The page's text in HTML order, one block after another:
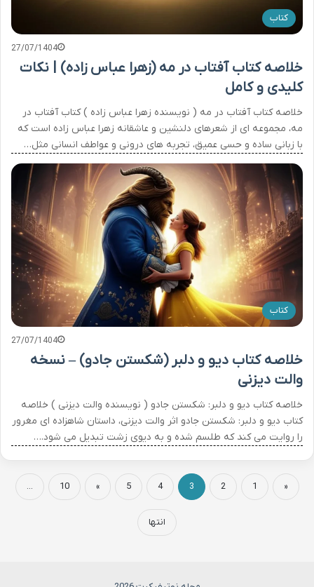
کتاب
27/07/1404
خلاصه کتاب آفتاب در مه (زهرا عباس زاده) | نکات
کلیدی و کامل
خلاصه کتاب آفتاب در مه ( نویسنده زهرا عباس زاده ) کتاب آفتاب در
مه، مجموعه ای از شعرهای دلنشین و عاشقانه زهرا عباس زاده است که
با زبانی ساده و حسی عمیق، تجربه های درونی و عواطف انسانی مثل…
کتاب
27/07/1404
خلاصه کتاب دیو و دلبر (شکستن جادو) – نسخه
والت دیزنی
خلاصه کتاب دیو و دلبر: شکستن جادو ( نویسنده والت دیزنی ) خلاصه
کتاب دیو و دلبر: شکستن جادو اثر والت دیزنی، داستان شاهزاده ای مغرور
را روایت می کند که طلسم شده و به دیوی زشت تبدیل می شود.…
«
1
2
3
4
5
»
10
...
انتها